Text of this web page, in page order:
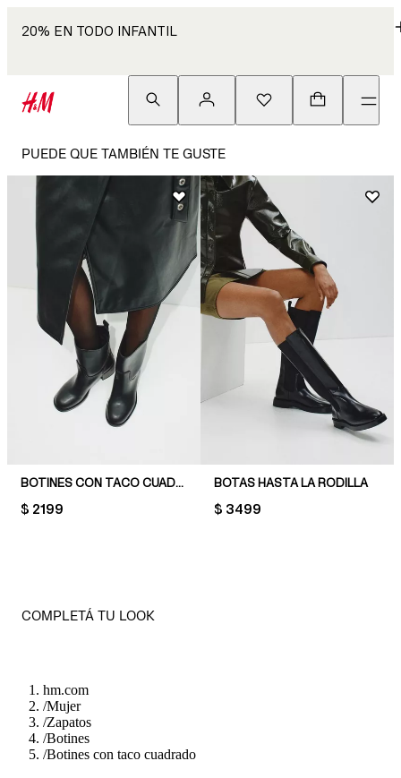
20% EN TODO INFANTIL
PUEDE QUE TAMBIÉN TE GUSTE
BOTINES CON TACO CUADRADO
PRICE:
$ 2199
BOTAS HASTA LA RODILLA
PRICE:
$ 3499
COMPLETÁ TU LOOK
hm.com
/Mujer
/Zapatos
/Botines
/Botines con taco cuadrado